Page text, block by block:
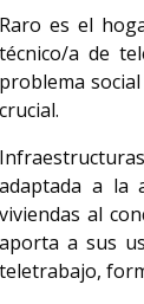
Raro es el
técnico/a de
problema
crucial.
adaptada a la
viviendas al
aporta a sus
teletrabajo,